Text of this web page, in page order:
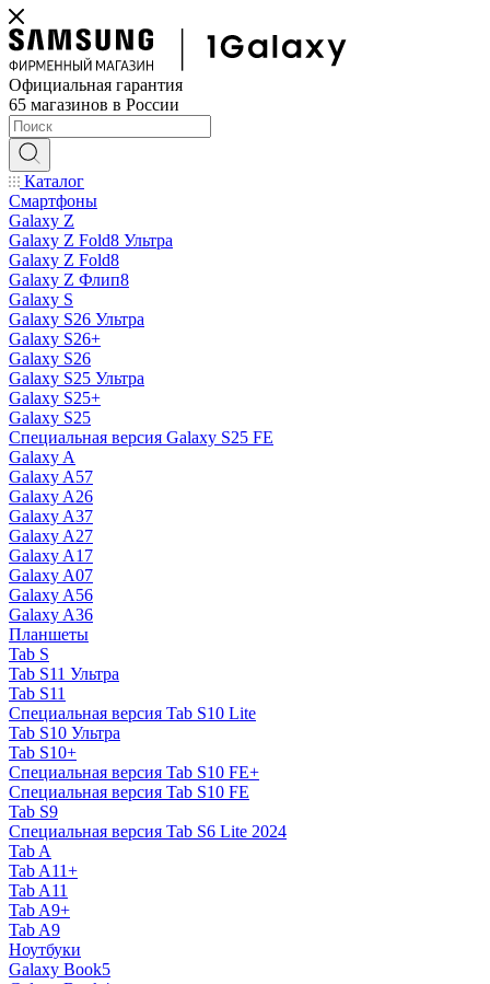
Официальная гарантия
65 магазинов в России
Каталог
Смартфоны
Galaxy Z
Galaxy Z Fold8 Ультра
Galaxy Z Fold8
Galaxy Z Флип8
Galaxy S
Galaxy S26 Ультра
Galaxy S26+
Galaxy S26
Galaxy S25 Ультра
Galaxy S25+
Galaxy S25
Специальная версия Galaxy S25 FE
Galaxy A
Galaxy A57
Galaxy A26
Galaxy A37
Galaxy A27
Galaxy A17
Galaxy A07
Galaxy A56
Galaxy A36
Планшеты
Tab S
Tab S11 Ультра
Tab S11
Специальная версия Tab S10 Lite
Tab S10 Ультра
Tab S10+
Специальная версия Tab S10 FE+
Специальная версия Tab S10 FE
Tab S9
Специальная версия Tab S6 Lite 2024
Tab A
Tab A11+
Tab A11
Tab A9+
Tab A9
Ноутбуки
Galaxy Book5